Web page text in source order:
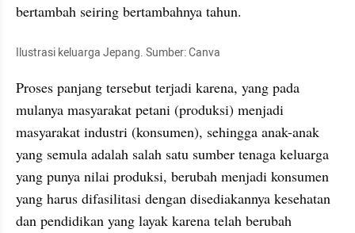
bertambah seiring bertambahnya tahun.
Ilustrasi keluarga Jepang. Sumber: Canva
Proses panjang tersebut terjadi karena, yang pada
mulanya masyarakat petani (produksi) menjadi
masyarakat industri (konsumen), sehingga anak-anak
yang semula adalah salah satu sumber tenaga keluarga
yang punya nilai produksi, berubah menjadi konsumen
yang harus difasilitasi dengan disediakannya kesehatan
dan pendidikan yang layak karena telah berubah